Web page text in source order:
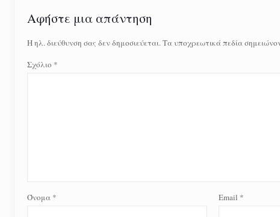
Αφήστε μια απάντηση
Η ηλ. διεύθυνση σας δεν δημοσιεύεται.Τα υποχρεωτικά πεδία
Σχόλιο *
Όνομα * Email *